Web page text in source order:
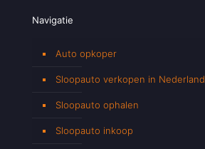
Navigatie
Auto opkoper
Sloopauto verkopen in Nederland
Sloopauto ophalen
Sloopauto inkoop